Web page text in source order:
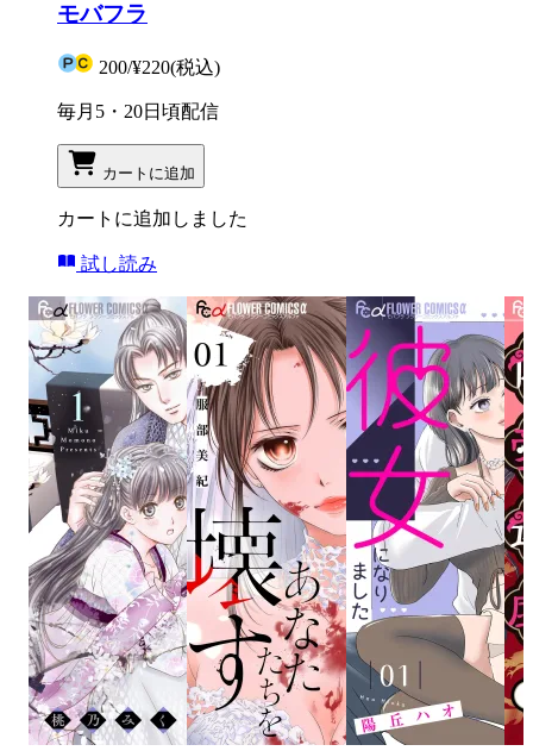
モバフラ
200/¥220(税込)
毎月5・20日頃配信
カートに追加
カートに追加しました
試し読み